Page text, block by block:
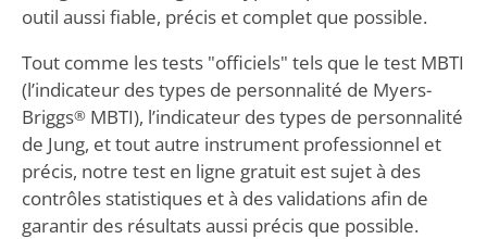
outil aussi fiable, précis et complet que possible.
Tout comme les tests "officiels" tels que le test MBTI
(l’indicateur des types de personnalité de Myers-
Briggs®MBTI), l’indicateur des types de personnalité
de Jung, et tout autre instrument professionnel et
précis, notre test en ligne gratuit est sujet à des
contrôles statistiques et à des validations afin de
garantir des résultats aussi précis que possible.